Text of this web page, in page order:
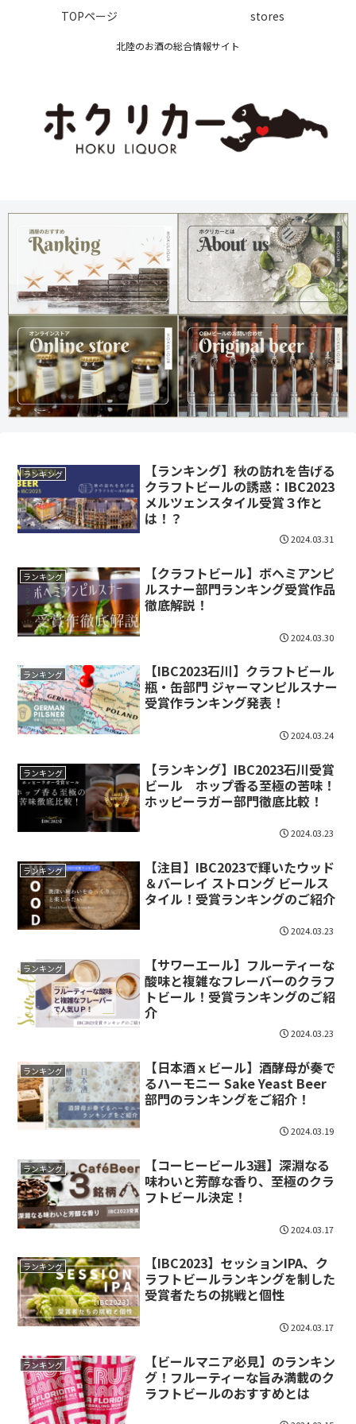
北陸のお酒の総合情報サイト
TOPページ stores
ランキング
【ランキング】秋の訪れを告げる
クラフトビールの誘惑：IBC2023
メルツェンスタイル受賞３作と
は！？
2024.03.31
ランキング
【クラフトビール】ボヘミアンピ
ルスナー部門ランキング受賞作品
徹底解説！
2024.03.30
ランキング
【IBC2023石川】クラフトビール
瓶・缶部門 ジャーマンピルスナー
受賞作ランキング発表！
2024.03.24
ランキング
【ランキング】IBC2023石川受賞
ビール ホップ香る至極の苦味！
ホッピーラガー部門徹底比較！
2024.03.23
ランキング
【注目】IBC2023で輝いたウッド
＆バーレイ ストロング ビールス
タイル！受賞ランキングのご紹介
2024.03.23
ランキング
【サワーエール】フルーティーな
酸味と複雑なフレーバーのクラフ
トビール！受賞ランキングのご紹
介
2024.03.23
ランキング
【日本酒ｘビール】酒酵母が奏で
るハーモニー Sake Yeast Beer
部門のランキングをご紹介！
2024.03.19
ランキング
【コーヒービール3選】深淵なる
味わいと芳醇な香り、至極のクラ
フトビール決定！
2024.03.17
ランキング
【IBC2023】セッションIPA、ク
ラフトビールランキングを制した
受賞者たちの挑戦と個性
2024.03.17
ランキング
【ビールマニア必見】のランキン
グ！フルーティーな旨み満載のク
ラフトビールのおすすめとは